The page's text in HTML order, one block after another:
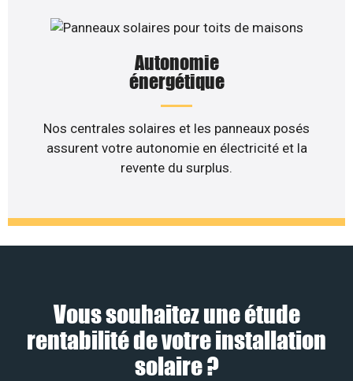
Autonomie
énergétique
Nos centrales solaires et les panneaux posés
assurent votre autonomie en électricité et la
revente du surplus.
Vous souhaitez une étude
rentabilité de votre installation
solaire ?